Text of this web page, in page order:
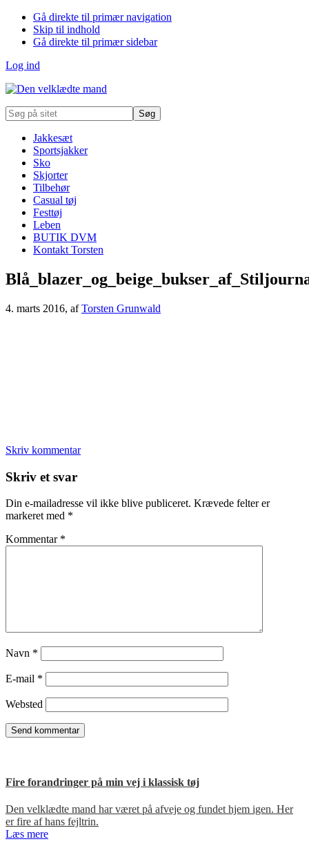
Gå direkte til primær navigation
Skip til indhold
Gå direkte til primær sidebar
Log ind
Søg
på
Jakkesæt
Sportsjakker
Sko
Skjorter
Tilbehør
Casual tøj
Festtøj
Leben
BUTIK DVM
Kontakt Torsten
4. marts 2016, afTorsten Grunwald
Skriv kommentar
Læserinteraktioner
Skriv et svar
Din e-mailadresse vil ikke blive publiceret. Krævede felter er
markeret med *
Kommentar *
Navn *
E-mail *
Websted
Fire forandringer på min vej i klassisk tøj
Den velklædte mand har været på afveje og fundet hjem igen. Her
er fire af hans fejltrin.
Læs mere